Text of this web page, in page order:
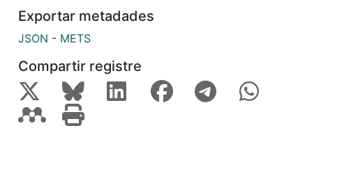
Exportar metadades
JSON - METS
Compartir registre